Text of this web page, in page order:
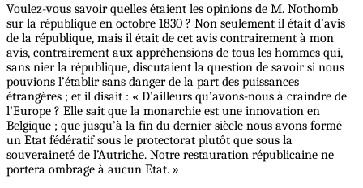
Voulez-vous savoir quelles étaient les opinions de M. Nothomb
sur la république en octobre 1830 ? Non seulement il était d’avis
de la république, mais il était de cet avis contrairement à mon
avis, contrairement aux appréhensions de tous les hommes qui,
sans nier la république, discutaient la question de savoir si nous
pouvions l’établir sans danger de la part des puissances
étrangères ; et il disait : « D’ailleurs qu’avons-nous à craindre de
l’Europe ? Elle sait que la monarchie est une innovation en
Belgique ; que jusqu’à la fin du dernier siècle nous avons formé
un Etat fédératif sous le protectorat plutôt que sous la
souveraineté de l’Autriche. Notre restauration républicaine ne
portera ombrage à aucun Etat. »